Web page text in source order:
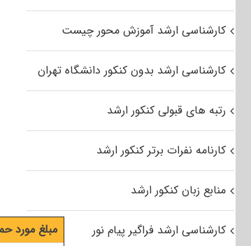
مبلغ مورد
کارشناسی ارشد آموزش محور چیست
کارشناسی ارشد بدون کنکور دانشگاه تهران
رتبه های قبولی کنکور ارشد
کارنامه نفرات برتر کنکور ارشد
منابع زبان کنکور ارشد
کارشناسی ارشد فراگیر پیام نور